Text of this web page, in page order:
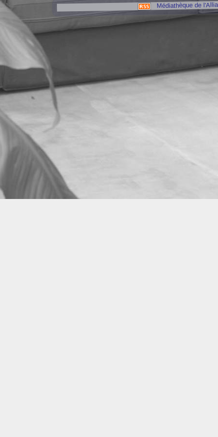
Médiathèque de